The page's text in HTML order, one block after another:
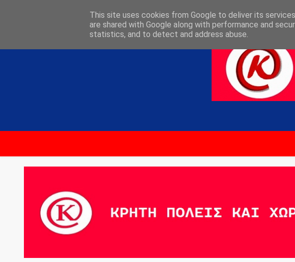
This site uses cookies from Google to deliver its
are shared with Google along with performance and
statistics, and to detect and address abuse.